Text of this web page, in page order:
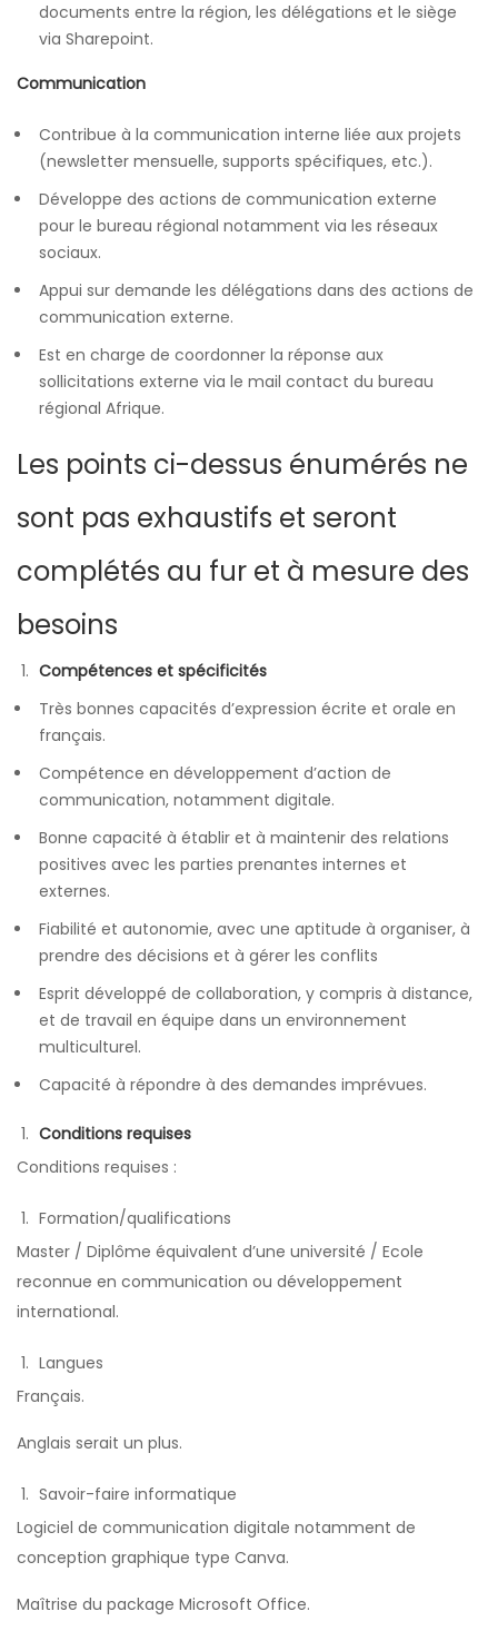
documents entre la région, les délégations et le siège
via Sharepoint.
Communication
Contribue à la communication interne liée aux projets
(newsletter mensuelle, supports spécifiques, etc.).
Développe des actions de communication externe
pour le bureau régional notamment via les réseaux
sociaux.
Appui sur demande les délégations dans des actions de
communication externe.
Est en charge de coordonner la réponse aux
sollicitations externe via le mail contact du bureau
régional Afrique.
Les points ci-dessus énumérés ne
sont pas exhaustifs et seront
complétés au fur et à mesure des
besoins
Compétences et spécificités
Très bonnes capacités d’expression écrite et orale en
français.
Compétence en développement d’action de
communication, notamment digitale.
Bonne capacité à établir et à maintenir des relations
positives avec les parties prenantes internes et
externes.
Fiabilité et autonomie, avec une aptitude à organiser, à
prendre des décisions et à gérer les conflits
Esprit développé de collaboration, y compris à distance,
et de travail en équipe dans un environnement
multiculturel.
Capacité à répondre à des demandes imprévues.
Conditions requises
Conditions requises :
Formation/qualifications
Master / Diplôme équivalent d’une université / Ecole
reconnue en communication ou développement
international.
Langues
Français.
Anglais serait un plus.
Savoir-faire informatique
Logiciel de communication digitale notamment de
conception graphique type Canva.
Maîtrise du package Microsoft Office.